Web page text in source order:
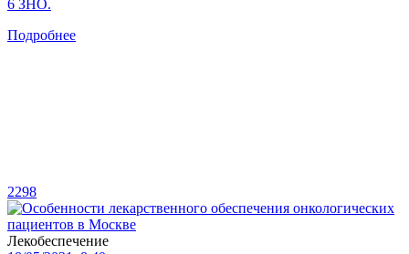
6 ЗНО.
Подробнее
2298
Лекобеспечение